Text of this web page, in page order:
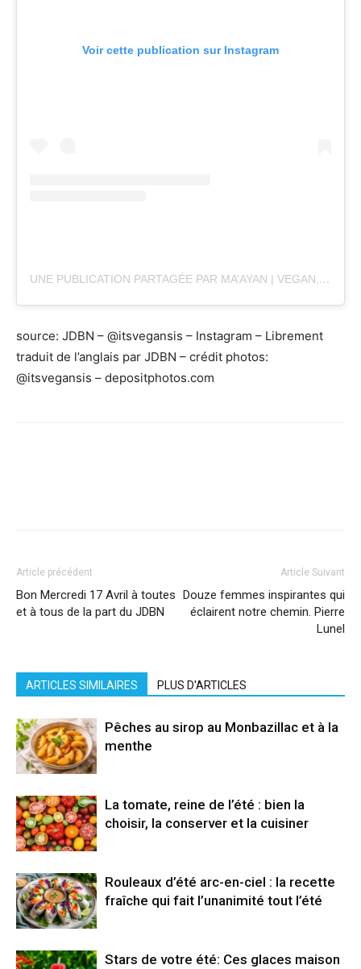
Voir cette publication sur Instagram
UNE PUBLICATION PARTAGÉE PAR MA’AYAN | VEGAN, HEALTHY & GLUTEN FREE RECIPES (@ITSVEGANSIS)
source: JDBN – @itsvegansis – Instagram – Librement
traduit de l’anglais par JDBN – crédit photos:
@itsvegansis – depositphotos.com
Article précédent
Bon Mercredi 17 Avril à toutes
et à tous de la part du JDBN
Article Suivant
Douze femmes inspirantes qui
éclairent notre chemin. Pierre
Lunel
ARTICLES SIMILAIRES PLUS D'ARTICLES
Pêches au sirop au Monbazillac et à la
menthe
La tomate, reine de l’été : bien la
choisir, la conserver et la cuisiner
Rouleaux d’été arc-en-ciel : la recette
fraîche qui fait l’unanimité tout l’été
Stars de votre été: Ces glaces maison